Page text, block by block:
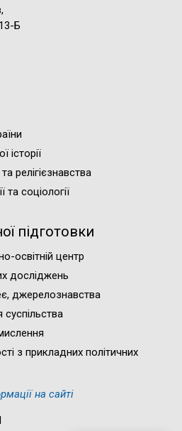
Б
історії
релігієзнавства
та соціології
підготовки
освітній центр
досліджень
джерелознавства
з прикладних політичних
на сайті